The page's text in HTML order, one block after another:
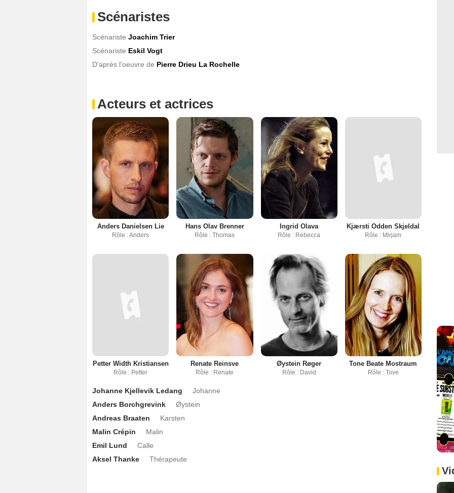
Scénaristes
Scénariste Joachim Trier
Scénariste Eskil Vogt
D'après l'oeuvre de Pierre Drieu La Rochelle
Acteurs et actrices
Anders Danielsen Lie
Rôle : Anders
Hans Olav Brenner
Rôle : Thomas
Ingrid Olava
Rôle : Rebecca
Kjærsti Odden Skjeldal
Rôle : Mirjam
Petter Width Kristiansen
Rôle : Petter
Renate Reinsve
Rôle : Renate
Øystein Røger
Rôle : David
Tone Beate Mostraum
Rôle : Tove
Johanne Kjellevik Ledang
Johanne
Anders Borchgrevink
Øystein
Andreas Braaten
Karsten
Malin Crépin
Malin
Emil Lund
Calle
Aksel Thanke
Thérapeute